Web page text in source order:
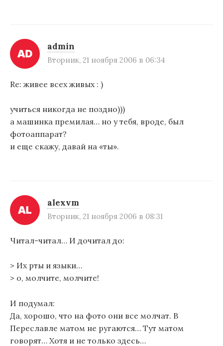
admin
Вторник, 21 ноября 2006 в 06:34
Re: живее всех живых : )
учиться никогда не поздно)))
а машинка премилая… но у тебя, вроде, был
фотоаппарат?
и еще скажу, давай на «ты».
alexvm
Вторник, 21 ноября 2006 в 08:31
Читал-читал… И дочитал до:
> Их рты и языки…
> о, молчите, молчите!
И подумал:
Да, хорошо, что на фото они все молчат. В
Переславле матом не ругаются… Тут матом
говорят… Хотя и не только здесь…